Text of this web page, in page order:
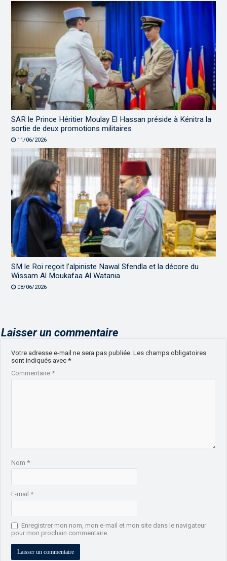
SAR le Prince Héritier Moulay El Hassan préside à Kénitra la
sortie de deux promotions militaires
11/06/2026
SM le Roi reçoit l’alpiniste Nawal Sfendla et la décore du
Wissam Al Moukafaa Al Watania
08/06/2026
Laisser un commentaire
Votre adresse e-mail ne sera pas publiée. Les champs obligatoires
sont indiqués avec*
Commentaire*
Nom*
E-mail*
Enregistrer mon nom, mon e-mail et mon site dans le navigateur
pour mon prochain commentaire.